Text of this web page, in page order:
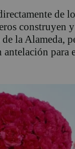
de
construyen y
la Alameda,
antelación para